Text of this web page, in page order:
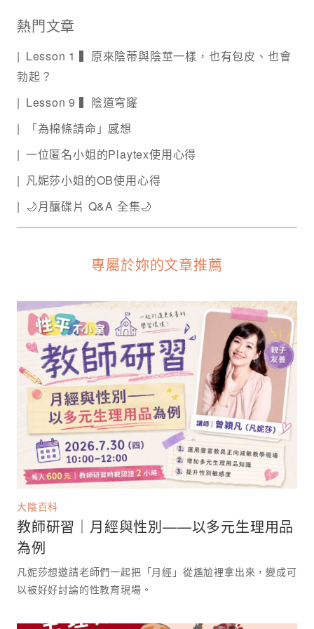
熱門文章
Lesson 1 ▍原來陰蒂與陰莖一樣，也有包皮、也會
勃起？
Lesson 9 ▍陰道穹窿
「為棉條請命」感想
一位匿名小姐的Playtex使用心得
凡妮莎小姐的OB使用心得
🌙月釀碟片 Q&A 全集🌙
專屬於妳的文章推薦
大陰百科
教師研習｜月經與性別——以多元生理用品
為例
凡妮莎想邀請老師們一起把「月經」從尷尬裡拿出來，變成可